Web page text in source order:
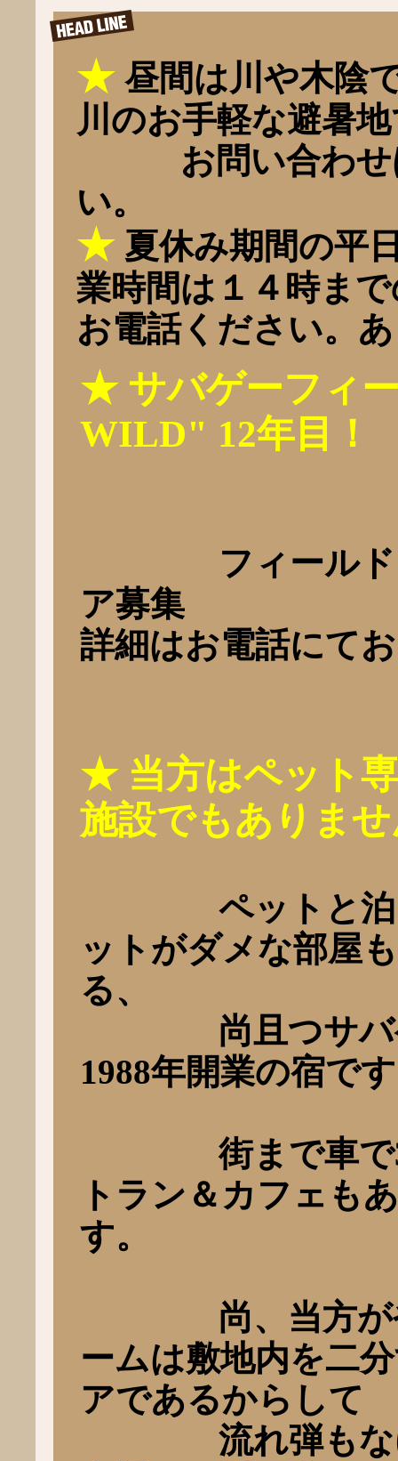
★ 昼間は川や木陰
川のお手軽な避暑
お問い合わせは
い。
★ 夏休み期間の平
業時間は１４時ま
お電話ください。
★ サバゲーフィ
WILD" 12年目！
フィールドメ
ア募集
詳細はお電話にて
★ 当方はペット
施設でもありま
ペットと泊ま
ットがダメな部屋
る、
尚且つサバゲ
1988年開業の宿で
街まで車で30
トラン＆カフェも
す。
尚、当方がや
ームは敷地内を二
アであるからして
流れ弾もなけ